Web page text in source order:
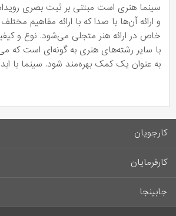
سینما هنری است مبتنی بر ثبت بصری
و ارائه آن‌ها با صدا که با ارائه مفاهیم
خاص در ارائه هنر متجلی می‌شود. نوع و
با سایر رشته‌های هنری به گونه‌ای است که
به عنوان یک کمک بهره‌مند شود. سینما با
می‌رسد که مختص هنر فیلم است. این
تدوین، فیلم‌نامه نویسی، کارگردانی و
شغل حوزه سینما و تصویر به چه صورت است؟
همانطور که قبل‌تر گفتیم این حوزه به چهار
تدوین‌گر
خام و صداهای ضبط شده را با افکت­ها،
کارجویان
سوالات متداول کارجویان
لیست مشاغل
کارفرمایان
راهنمای ثبت آگهی استخدام
جابینجا